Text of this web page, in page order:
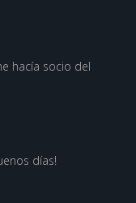
hacía socio del
días!